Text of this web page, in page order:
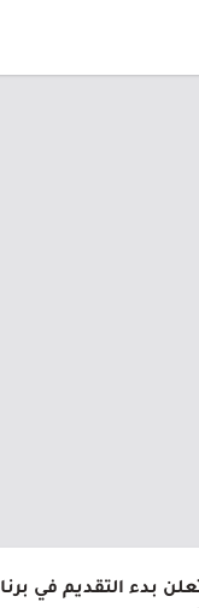
بدء التقديم في